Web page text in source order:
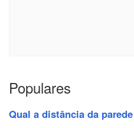
Populares
Qual a distância da